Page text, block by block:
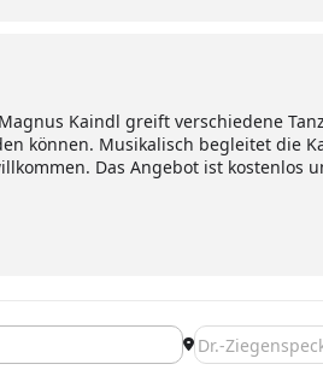
Kaindl greift verschiedene
können. Musikalisch begleitet die
Das Angebot ist kostenlos
Zieladresse -